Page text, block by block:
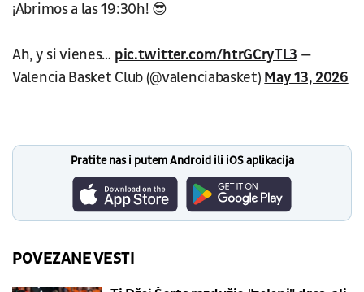
¡Abrimos a las 19:30h! 😎
Ah, y si vienes… pic.twitter.com/htrGCryTL3 —
Valencia Basket Club (@valenciabasket) May 13, 2026
Pratite nas i putem Android ili iOS aplikacija
POVEZANE VESTI